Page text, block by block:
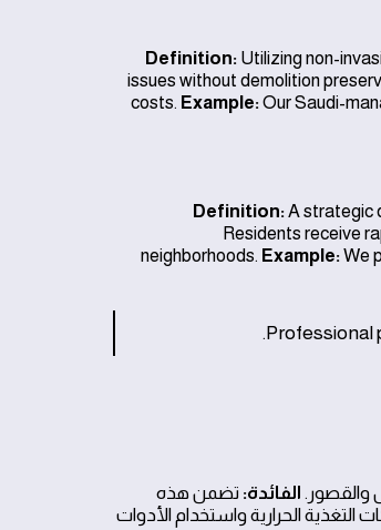
Definition:Utilizing non-
issues without demolition
costs. Example:Our Saudi-
Definition:A strategic
Residents receive
neighborhoods. Example:We
Professional
والقصور. الفائدة: تضمن هذه
التغذية الحرارية واستخدام الأدوات